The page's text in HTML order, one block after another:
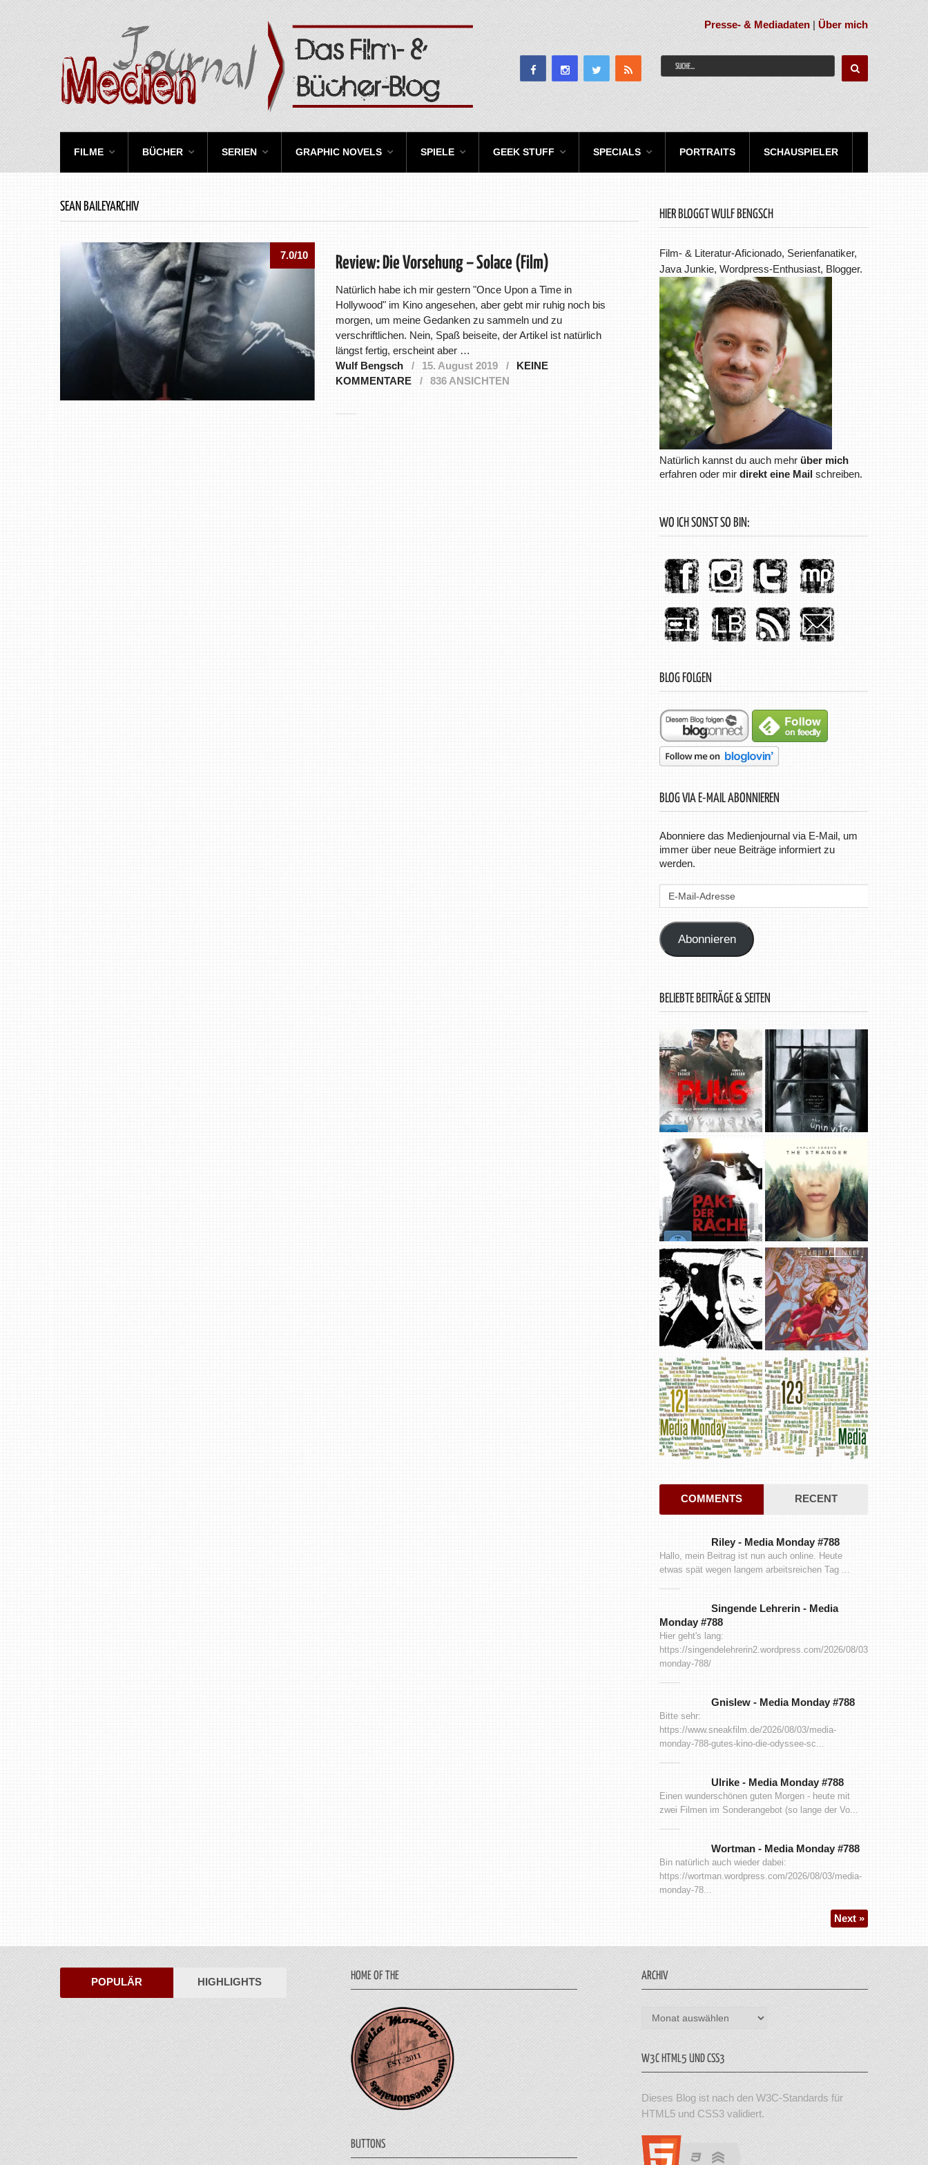
Presse- & Mediadaten |Über mich
FILME BÜCHER SERIEN GRAPHIC NOVELS SPIELE GEEK STUFF SPECIALS PORTRAITS SCHAUSPIELER
SEAN BAILEYARCHIV
7.0/10 Review: Die Vorsehung – Solace (Film)
Natürlich habe ich mir gestern "Once Upon a Time in
Hollywood" im Kino angesehen, aber gebt mir ruhig noch bis
morgen, um meine Gedanken zu sammeln und zu
verschriftlichen. Nein, Spaß beiseite, der Artikel ist natürlich
längst fertig, erscheint aber …
Wulf Bengsch
15. August 2019
KEINE
KOMMENTARE
836 ANSICHTEN
HIER BLOGGT WULF BENGSCH
Film- & Literatur-Aficionado, Serienfanatiker,
Java Junkie, Wordpress-Enthusiast, Blogger.
Natürlich kannst du auch mehr über mich
erfahren oder mirdirekt eine Mail schreiben.
WO ICH SONST SO BIN:
BLOG FOLGEN
BLOG VIA E-MAIL ABONNIEREN
Abonniere das Medienjournal via E-Mail, um
immer über neue Beiträge informiert zu
werden.
E-
Abonnieren
BELIEBTE BEITRÄGE & SEITEN
COMMENTS RECENT
Riley- Media Monday #788
Hallo, mein Beitrag ist nun auch online. Heute
etwas spät wegen langem arbeitsreichen Tag ...
Singende Lehrerin- Media
Monday #788
Hier geht's lang:
https://singendelehrerin2.wordpress.com/2026/08/03/media-
monday-788/
Gnislew- Media Monday #788
Bitte sehr:
https://www.sneakfilm.de/2026/08/03/media-
monday-788-gutes-kino-die-odyssee-sc...
Ulrike- Media Monday #788
Einen wunderschönen guten Morgen - heute mit
zwei Filmen im Sonderangebot (so lange der Vo...
Wortman- Media Monday #788
Bin natürlich auch wieder dabei:
https://wortman.wordpress.com/2026/08/03/media-
monday-78...
Next »
POPULÄR HIGHLIGHTS HOME OF THE
BUTTONS
ARCHIV
Archiv
W3C HTML5 UND CSS3
Dieses Blog ist nach den W3C-Standards für
HTML5 und CSS3 validiert.